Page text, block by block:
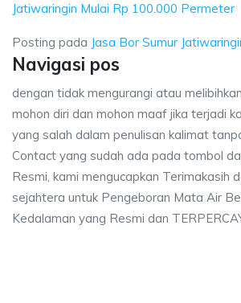
Jatiwaringin Mulai Rp 100.000 Permeter
Posting pada Jasa Bor Sumur
Navigasi pos
dengan tidak mengurangi atau
mohon diri dan mohon maaf jika terjadi
yang salah dalam penulisan kalimat
Contact yang sudah ada pada tombol
Resmi, kami mengucapkan Terimakasih
sejahtera untuk Pengeboran Mata Air
Kedalaman yang Resmi dan